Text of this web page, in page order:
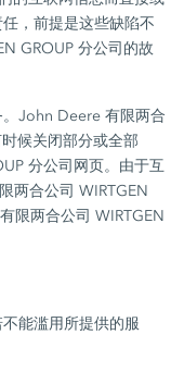
，前提是这些缺陷不
GROUP 分公司的故
John Deere 有限两合
候关闭部分或全部
分公司网页。由于互
两合公司 WIRTGEN
限两合公司 WIRTGEN
能滥用所提供的服